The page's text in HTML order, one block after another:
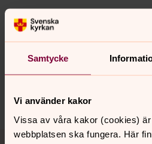
Samtycke
Vi använder kakor
Vissa av våra kakor (cookies)
webbplatsen ska fungera. Här
Senast ändrad 1 november 2023
Synpunkter eller frågor
innehåll?
Dela
Tillbaka till toppen
Tillbaka till innehållet